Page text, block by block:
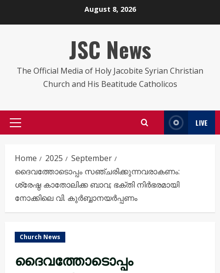
August 8, 2026
JSC News
The Official Media of Holy Jacobite Syrian Christian
Church and His Beatitude Catholicos
Primary
LIVE
Home 2025
September
ദൈവത്തോടൊപ്പം സഞ്ചരിക്കുന്നവരാകണം:
ശ്രേഷ്ഠ കാതോലിക്ക ബാവ; ഭക്തി നിർഭരമായി
നോക്കിലെ വി. കുർബ്ബാനയർപ്പണം
Church News
ദൈവത്തോടൊപ്പം